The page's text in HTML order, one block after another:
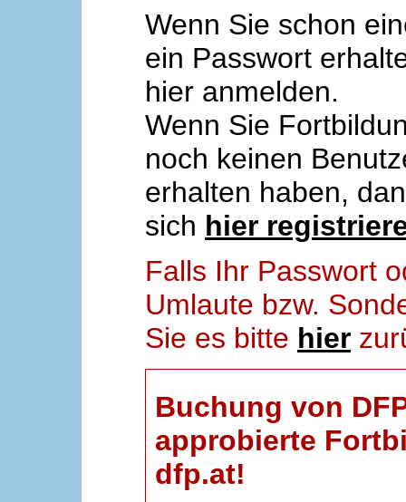
Wenn Sie schon
ein Passwort
hier anmelden.
Wenn Sie
noch keinen
erhalten haben,
sich hier
Falls Ihr Passwort
Umlaute bzw.
Sie es bitte hier
Buchung von
approbierte
dfp.at!